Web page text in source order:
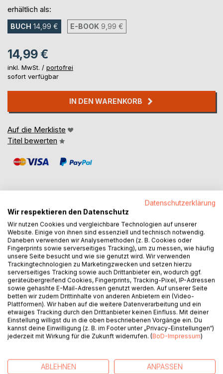
erhältlich als:
BUCH 14,99 € E-BOOK 9,99 €
14,99 €
inkl. MwSt. / portofrei
sofort verfügbar
IN DEN WARENKORB
Auf die Merkliste
Titel bewerten
BESCHREIBUNG
Tauche ein in die verrückte Welt von Schnüffelheim! Als
Inspektor Belloni in der bunten Stadt ankommt, ist sofort
klar: Hier stimmt etwas nicht. Die Statue des Stadtgründers
ist verschwunden - und damit beginnt ein rätselhafter Fall
voller Spuren, Geheimnisse und überraschender
Begegnungen. Gemeinsam mit der mutigen Pilotin Sissa,
einer genialen Erfinderin und einem etwas explosiven
Axolotl stellt Belloni ein außergewöhnliches Team
zusammen. Doch um das Geheimnis zu lösen, braucht es
mehr als nur Mut: eine gute Spürnase, kluge Fragen - und
und Hinweise entdecken, Detektiv-Tipps lernen, Teil eines
echten Ermittler-Teams werden Eine humorvolle,
Datenschutzerklärung
Wir respektieren den Datenschutz
Wir nutzen Cookies und vergleichbare Technologien auf unserer
Website. Einige von ihnen sind essenziell und technisch notwendig.
Daneben verwenden wir Analysemethoden (z. B. Cookies oder
Fingerprints sowie serverseitiges Tracking), um zu messen, wie häufig
unsere Seite besucht und wie sie genutzt wird. Wir verwenden
Trackingtechnologien zu Marketingzwecken und setzen hierzu
serverseitiges Tracking sowie auch Drittanbieter ein, wodurch ggf.
geräteübergreifend Cookies, Fingerprints, Tracking-Pixel, IP-Adressen
sowie gehashte E-Mail-Adressen genutzt werden. Auf unserer Seite
betten wir zudem Drittinhalte von anderen Anbietern ein (Video-
Plattformen). Wir haben auf die weitere Datenverarbeitung und ein
etwaiges Tracking durch den Drittanbieter keinen Einfluss. Mit deiner
Einstellung willigst du in die oben beschriebenen Vorgänge ein. Du
kannst deine Einwilligung (z. B. im Footer unter „Privacy-Einstellungen“)
jederzeit mit Wirkung für die Zukunft widerrufen. (BoD-Impressum)
ABLEHNEN ANPASSEN